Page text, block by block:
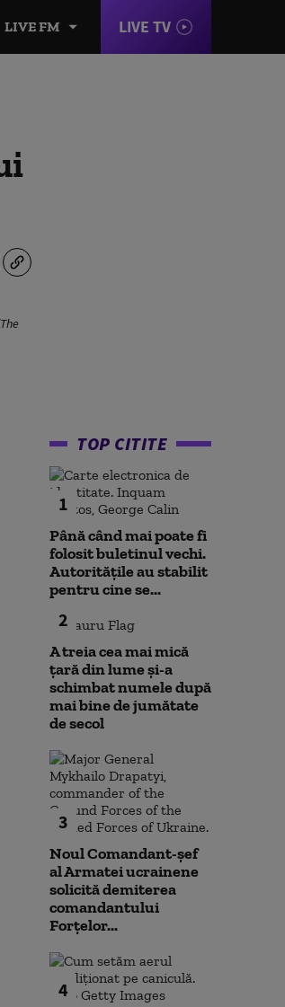
LIVE FM LIVE TV
TOP CITITE
1
Până când mai poate fi
folosit buletinul vechi.
Autoritățile au stabilit
pentru cine se...
2
A treia cea mai mică
țară din lume și-a
schimbat numele după
mai bine de jumătate
de secol
3
Noul Comandant-șef
al Armatei ucrainene
solicită demiterea
comandantului
Forțelor...
4